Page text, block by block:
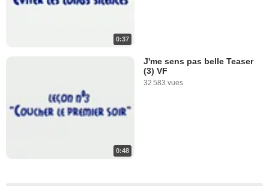
0:37
0:48
J'me sens pas belle Teaser
(3) VF
32 583 vues